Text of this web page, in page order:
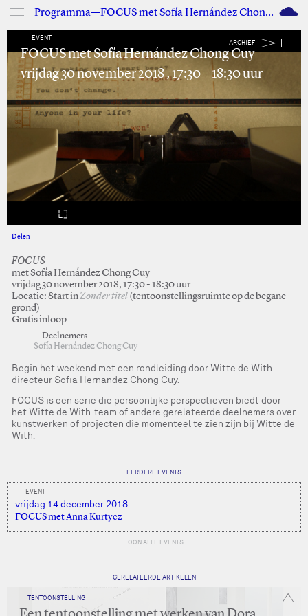
Programma—FOCUS met Sofía Hernández Chong Cuy M
EVENT
ARCHIEF
FOCUS met Sofía Hernández Chong Cuy
vrijdag 30 november 2018 , 17:30 – 18:30 uur
Delen
FOCUS
met Sofía Hernández Chong Cuy
vrijdag 30 november 2018, 17:30 - 18:30 uur
Locatie: Start inZonder titel (tentoonstellingsruimte op de begane
grond)
Gratis inloop
—Deelnemers
Sofía Hernández Chong Cuy
Begin het weekend met een rondleiding door Witte de With
directeur Sofía Hernández Chong Cuy.
FOCUS is een serie die persoonlijke perspectieven biedt door
het Witte de With-team of andere gerelateerde deelnemers over
kunstwerken of projecten die momenteel te zien zijn bij Witte de
With.
EERDERE EVENTS
EVENT
vrijdag 14 december 2018
FOCUS met Anna Kurtycz
TOON ALLE EVENTS
GERELATEERDE ARTIKELEN
TENTOONSTELLING